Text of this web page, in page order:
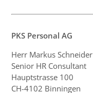
PKS Personal AG
Herr Markus Schneider
Senior HR Consultant
Hauptstrasse 100
CH-4102 Binningen